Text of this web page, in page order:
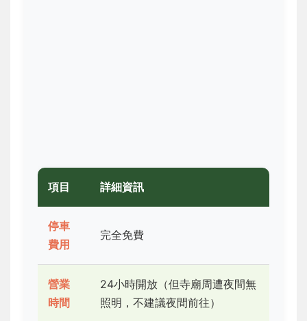
項目 詳細資訊
停車
費用
完全免費
營業
時間
24小時開放（但寺廟周遭夜間無
照明，不建議夜間前往）